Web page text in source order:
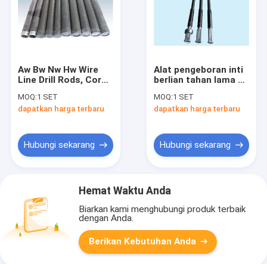
Aw Bw Nw Hw Wire
Line Drill Rods, Core
Pertambangan
Eksplorasi
MOQ:1 SET
dapatkan harga terbaru
Hubungi sekarang
Alat pengeboran inti
berlian tahan lama Bq
dan Core Barrel
MOQ:1 SET
dapatkan harga terbaru
Hubungi sekarang
Hemat Waktu Anda
Biarkan kami menghubungi produk terbaik
dengan Anda.
Berikan Kebutuhan Anda